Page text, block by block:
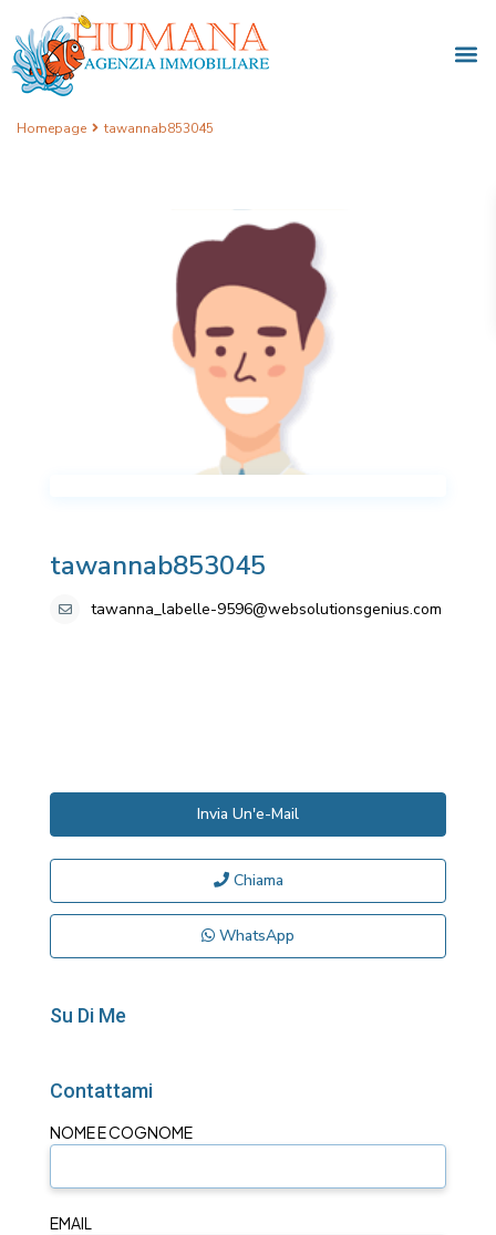
Homepage tawannab853045
tawannab853045
tawanna_labelle-9596@websolutionsgenius.com
Invia Un'e-Mail
Chiama
WhatsApp
Su Di Me
Contattami
NOME E COGNOME
EMAIL